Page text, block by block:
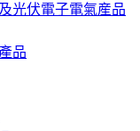
光伏電子電氣産品
品